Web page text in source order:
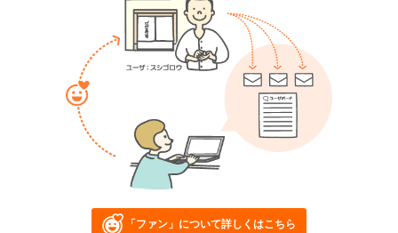
「ファン」について詳しくはこちら